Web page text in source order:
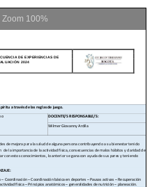
Zoom 100%